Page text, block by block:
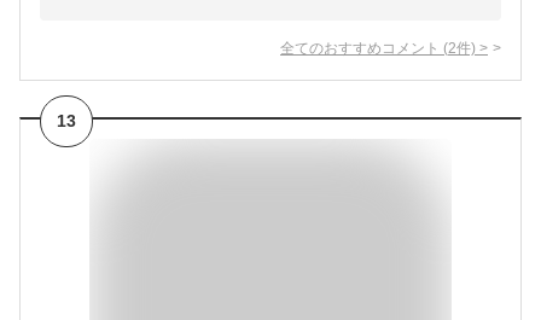
全てのおすすめコメント (2件) >
13